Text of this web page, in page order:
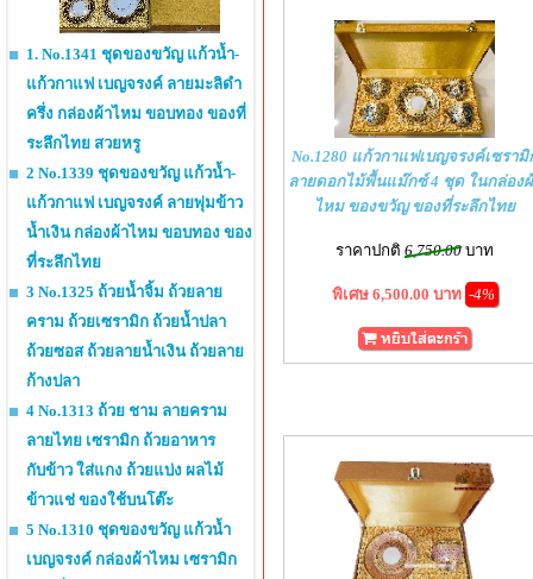
1. No.1341 ชุดของขวัญ แก้วน้ำ-
แก้วกาแฟ เบญจรงค์ ลายมะลิดำ
ครึ่ง กล่องผ้าไหม ขอบทอง ของที่
ระลึกไทย สวยหรู
2 No.1339 ชุดของขวัญ แก้วน้ำ-
แก้วกาแฟ เบญจรงค์ ลายพุ่มข้าว
น้ำเงิน กล่องผ้าไหม ขอบทอง ของ
ที่ระลึกไทย
3 No.1325 ถ้วยน้ำจิ้ม ถ้วยลาย
คราม ถ้วยเซรามิก ถ้วยน้ำปลา
ถ้วยซอส ถ้วยลายน้ำเงิน ถ้วยลาย
ก้างปลา
4 No.1313 ถ้วย ชาม ลายคราม
ลายไทย เซรามิก ถ้วยอาหาร
กับข้าว ใส่แกง ถ้วยแบ่ง ผลไม้
ข้าวแช่ ของใช้บนโต๊ะ
5 No.1310 ชุดของขวัญ แก้วน้ำ
เบญจรงค์ กล่องผ้าไหม เซรามิก
No.1280 แก้วกาแฟเบญจรงค์เซรามิ
ลายดอกไม้พื้นแม๊กซ์ 4 ชุด ในกล่อง
ไหม ของขวัญ ของที่ระลึกไทย
ราคาปกติ 6,750.00 บาท
พิเศษ 6,500.00 บาท -4%